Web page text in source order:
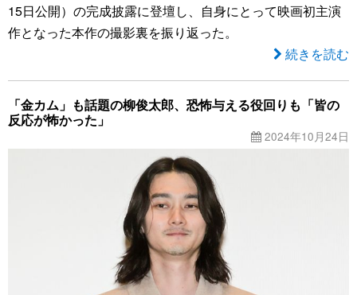
15日公開）の完成披露に登壇し、自身にとって映画初主演
作となった本作の撮影裏を振り返った。
続きを読む
「金カム」も話題の柳俊太郎、恐怖与える役回りも「皆の
反応が怖かった」
2024年10月24日